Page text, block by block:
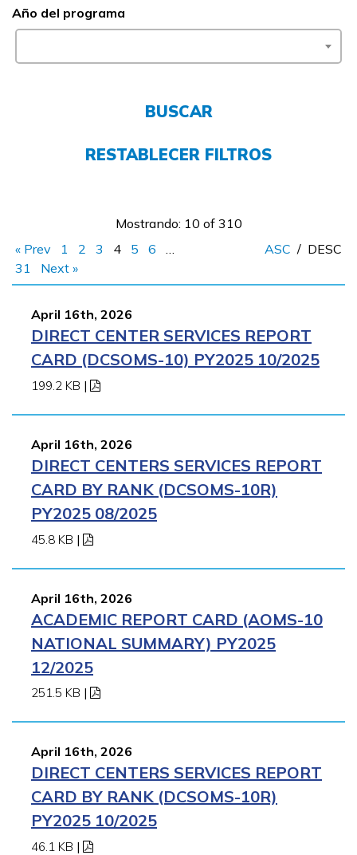
CONECTARSE
COMIENZA YA
Año del programa
BUSCAR
RESTABLECER FILTROS
Mostrando: 10 of 310
« Prev
1 2 3 4 5 6
…
31
Next »
ASC / DESC
April 16th, 2026
DIRECT CENTER SERVICES REPORT
CARD (DCSOMS-10) PY2025 10/2025
199.2 KB |
April 16th, 2026
DIRECT CENTERS SERVICES REPORT
CARD BY RANK (DCSOMS-10R)
PY2025 08/2025
45.8 KB |
April 16th, 2026
ACADEMIC REPORT CARD (AOMS-10
NATIONAL SUMMARY) PY2025
12/2025
251.5 KB |
April 16th, 2026
DIRECT CENTERS SERVICES REPORT
CARD BY RANK (DCSOMS-10R)
PY2025 10/2025
46.1 KB |